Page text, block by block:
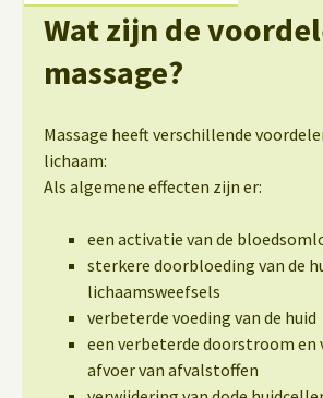
Wat zijn de
massage?
Massage heeft verschillende
lichaam:
Als algemene effecten zijn er:
een activatie van de
sterkere doorbloeding van de
lichaamsweefsels
verbeterde voeding van de huid
een verbeterde doorstroom en
afvoer van afvalstoffen